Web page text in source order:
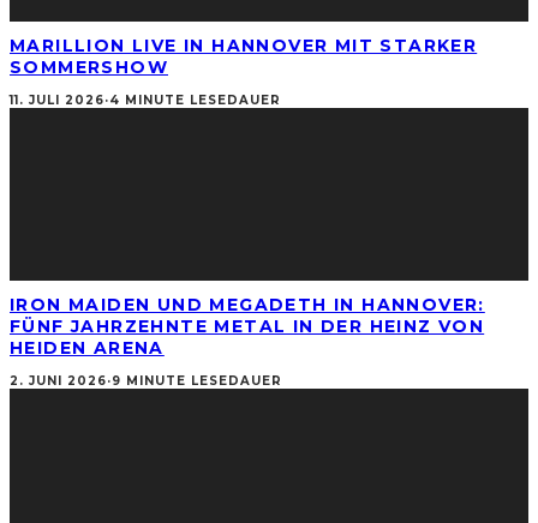
MARILLION LIVE IN HANNOVER MIT STARKER
SOMMERSHOW
11. JULI 2026·4 MINUTE LESEDAUER
IRON MAIDEN UND MEGADETH IN HANNOVER:
FÜNF JAHRZEHNTE METAL IN DER HEINZ VON
HEIDEN ARENA
2. JUNI 2026·9 MINUTE LESEDAUER